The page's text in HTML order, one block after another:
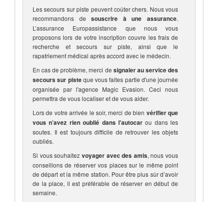
Les secours sur piste peuvent coûter chers. Nous vous
recommandons desouscrire à une assurance.
L’assurance Europassistance que nous vous
proposons lors de votre inscription couvre les frais de
recherche et secours sur piste, ainsi que le
rapatriement médical après accord avec le médecin.
En cas de problème, merci de signaler au service des
secours sur pisteque vous faites partie d'une journée
organisée par l'agence Magic Evasion. Ceci nous
permettra de vous localiser et de vous aider.
Lors de votre arrivée le soir, merci de bien vérifier que
vous n’avez rien oublié dans l'autocarou dans les
soutes. Il est toujours difficile de retrouver les objets
oubliés.
Si vous souhaitez voyager avec des amis, nous vous
conseillons de réserver vos places sur le même point
de départ et la même station. Pour être plus sûr d’avoir
de la place, il est préférable de réserver en début de
semaine.